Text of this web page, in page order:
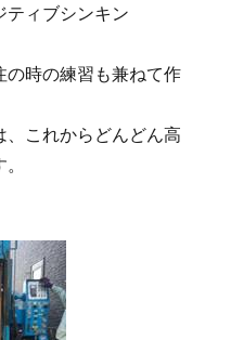
ティブシンキン
の時の練習も兼ねて作
これからどんどん高